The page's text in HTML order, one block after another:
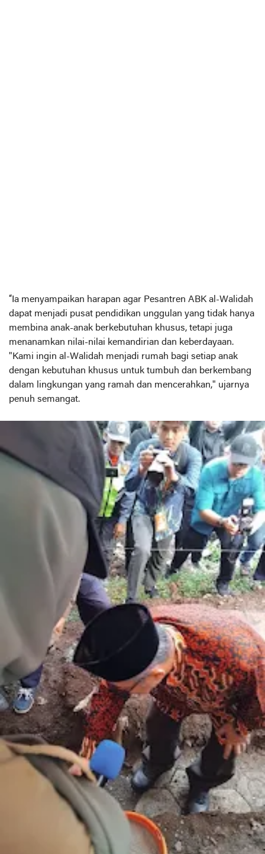
“Ia menyampaikan harapan agar Pesantren ABK al-Walidah
dapat menjadi pusat pendidikan unggulan yang tidak hanya
membina anak-anak berkebutuhan khusus, tetapi juga
menanamkan nilai-nilai kemandirian dan keberdayaan.
"Kami ingin al-Walidah menjadi rumah bagi setiap anak
dengan kebutuhan khusus untuk tumbuh dan berkembang
dalam lingkungan yang ramah dan mencerahkan," ujarnya
penuh semangat.